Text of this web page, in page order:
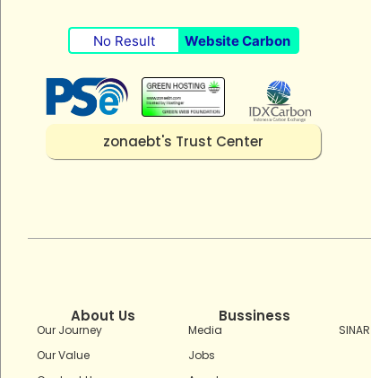
No Result Website Carbon
zonaebt's Trust Center
About Us
Our Journey
Our Value
Bussiness
Media
Jobs
SINAR